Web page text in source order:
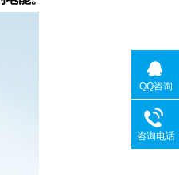
QQ咨询
咨询电话